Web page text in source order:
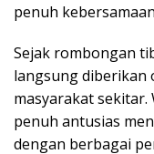
penuh
Sejak rombongan
langsung diberikan
masyarakat sekitar.
penuh antusias
dengan berbagai